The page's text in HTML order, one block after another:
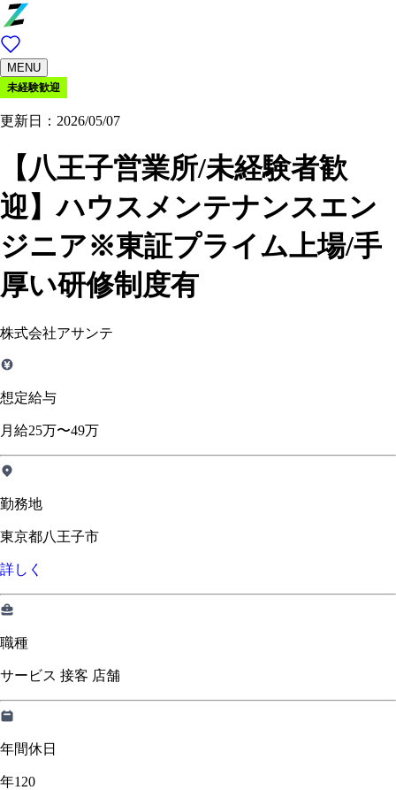
MENU
未経験歓迎
更新日：2026/05/07
【八王子営業所/未経験者歓
迎】ハウスメンテナンスエン
ジニア※東証プライム上場/手
厚い研修制度有
株式会社アサンテ
想定給与
月給25万〜49万
勤務地
東京都八王子市
詳しく
職種
サービス 接客 店舗
年間休日
年120